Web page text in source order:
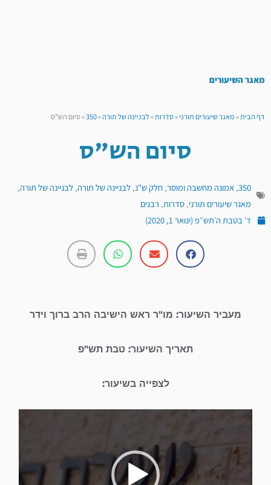
מאגר השיעורים
דף הבית»מאגר שיעורים תורני»סדרות»לבניינה של תורה»
350
»סיום הש”ס
סיום הש"ס
350
, אמונה מחשבה ומוסר, חלק ש"נ, לבניינה של תורה, לבניינה של תורה,
מאגר שיעורים תורני, סדרות, רבנים
ד׳ בטבת ה׳תש״פ (ינואר 1, 2020)
מעביר השיעור: מו"ר ראש הישיבה הרב ברוך וידר
תאריך השיעור: טבת תש"פ
לצפייה בשיעור: